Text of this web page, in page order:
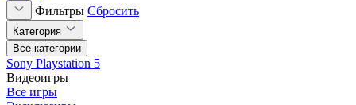
Фильтры Сбросить
Категория
Все категории
Sony Playstation 5
Видеоигры
Все игры